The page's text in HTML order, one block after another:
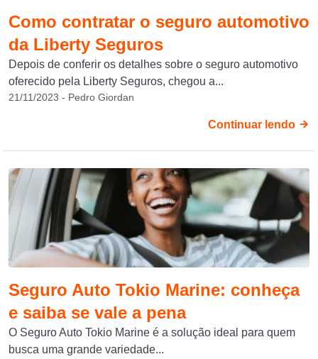
Como contratar o seguro automotivo
da Liberty Seguros
Depois de conferir os detalhes sobre o seguro automotivo
oferecido pela Liberty Seguros, chegou a...
21/11/2023 - Pedro Giordan
Continuar lendo
Seguro Auto Tokio Marine: conheça
e saiba se vale a pena
O Seguro Auto Tokio Marine é a solução ideal para quem
busca uma grande variedade...